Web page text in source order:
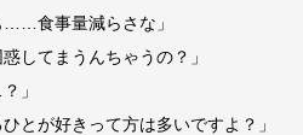
……食事量減らさな」
してまうんちゃうの？」
」
とが好きって方は多いですよ？」